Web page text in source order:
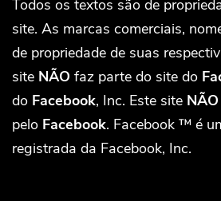
Todos os textos são de
site. As marcas comerciais,
de propriedade de suas
site NÃO faz parte do site do
do Facebook, Inc. Este site NÃO
pelo Facebook. Facebook ™ é
registrada da Facebook, Inc.